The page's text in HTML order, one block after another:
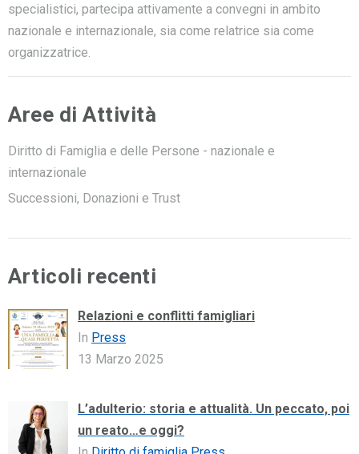
specialistici, partecipa attivamente a convegni in ambito
nazionale e internazionale, sia come relatrice sia come
organizzatrice.
Aree di Attività
Diritto di Famiglia e delle Persone - nazionale e
internazionale
Successioni, Donazioni e Trust
Articoli recenti
Relazioni e conflitti famigliari
In Press
13 Marzo 2025
L’adulterio: storia e attualità. Un peccato, poi
un reato…e oggi?